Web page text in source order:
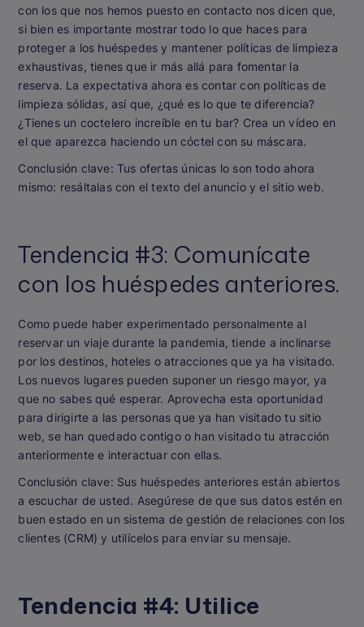
con los que nos hemos puesto en contacto nos dicen que,
si bien es importante mostrar todo lo que haces para
proteger a los huéspedes y mantener políticas de limpieza
exhaustivas, tienes que ir más allá para fomentar la
reserva. La expectativa ahora es contar con políticas de
limpieza sólidas, así que, ¿qué es lo que te diferencia?
¿Tienes un coctelero increíble en tu bar? Crea un vídeo en
el que aparezca haciendo un cóctel con su máscara.
Conclusión clave: Tus ofertas únicas lo son todo ahora
mismo: resáltalas con el texto del anuncio y el sitio web.
Tendencia #3: Comunícate
con los huéspedes anteriores.
Como puede haber experimentado personalmente al
reservar un viaje durante la pandemia, tiende a inclinarse
por los destinos, hoteles o atracciones que ya ha visitado.
Los nuevos lugares pueden suponer un riesgo mayor, ya
que no sabes qué esperar. Aprovecha esta oportunidad
para dirigirte a las personas que ya han visitado tu sitio
web, se han quedado contigo o han visitado tu atracción
anteriormente e interactuar con ellas.
Conclusión clave: Sus huéspedes anteriores están abiertos
a escuchar de usted. Asegúrese de que sus datos estén en
buen estado en un sistema de gestión de relaciones con los
clientes (CRM) y utilícelos para enviar su mensaje.
Tendencia #4: Utilice